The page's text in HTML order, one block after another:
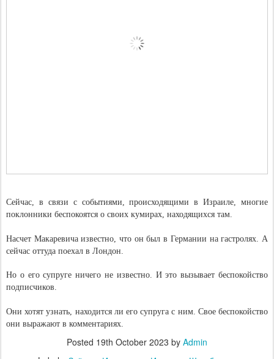
Сейчас, в связи с событиями, происходящими в Израиле, многие
поклонники беспокоятся о своих кумирах, находящихся там.
Насчет Макаревича известно, что он был в Германии на гастролях. А
сейчас оттуда поехал в Лондон.
Но о его супруге ничего не известно. И это вызывает беспокойство
подписчиков.
Они хотят узнать, находится ли его супруга с ним. Свое беспокойство
они выражают в комментариях.
Posted 19th October 2023 by Admin